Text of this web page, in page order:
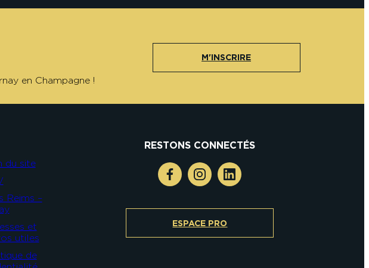
en Champagne !
M'INSCRIRE
du site
Reims –
et
utiles
de
RESTONS CONNECTÉS
ESPACE PRO